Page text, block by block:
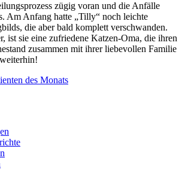
zügig voran und die Anfälle
Am Anfang hatte „Tilly“ noch leichte
die aber bald komplett verschwanden.
ist sie eine zufriedene Katzen-Oma, die ihren
zusammen mit ihrer liebevollen Familie
des Monats